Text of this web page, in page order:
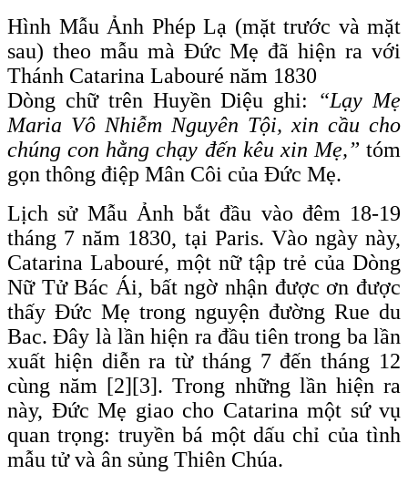
Hình Mẫu Ảnh Phép Lạ (mặt trước và mặt
sau) theo mẫu mà Đức Mẹ đã hiện ra với
Thánh Catarina Labouré năm 1830
Dòng chữ trên Huyền Diệu ghi:
“Lạy Mẹ
Maria Vô Nhiễm Nguyên Tội, xin cầu cho
chúng con hằng chạy đến kêu xin Mẹ,” tóm
gọn thông điệp Mân Côi của Đức Mẹ.
Lịch sử Mẫu Ảnh bắt đầu vào đêm 18-19
tháng 7 năm 1830, tại Paris. Vào ngày này,
Catarina Labouré, một nữ tập trẻ của Dòng
Nữ Tử Bác Ái, bất ngờ nhận được ơn được
thấy Đức Mẹ trong nguyện đường Rue du
Bac. Đây là lần hiện ra đầu tiên trong ba lần
xuất hiện diễn ra từ tháng 7 đến tháng 12
cùng năm [2][3]. Trong những lần hiện ra
này, Đức Mẹ giao cho Catarina một sứ vụ
quan trọng: truyền bá một dấu chỉ của tình
mẫu tử và ân sủng Thiên Chúa.